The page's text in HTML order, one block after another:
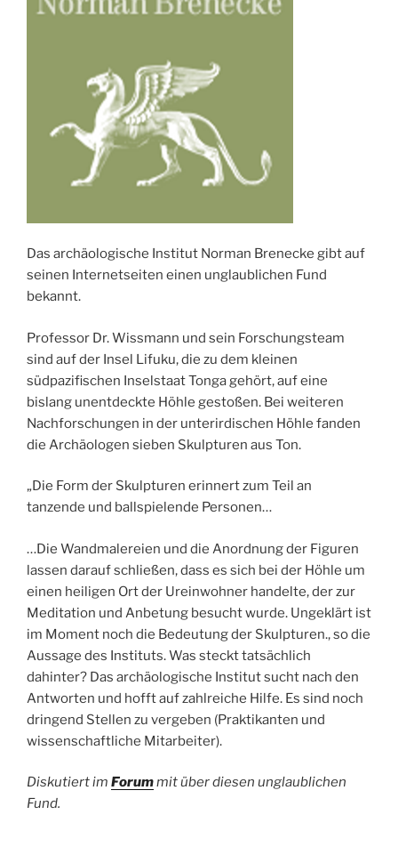
Das archäologische Institut Norman Brenecke gibt auf
seinen Internetseiten einen unglaublichen Fund
bekannt.
Professor Dr. Wissmann und sein Forschungsteam
sind auf der Insel Lifuku, die zu dem kleinen
südpazifischen Inselstaat Tonga gehört, auf eine
bislang unentdeckte Höhle gestoßen. Bei weiteren
Nachforschungen in der unterirdischen Höhle fanden
die Archäologen sieben Skulpturen aus Ton.
„Die Form der Skulpturen erinnert zum Teil an
tanzende und ballspielende Personen…
…Die Wandmalereien und die Anordnung der Figuren
lassen darauf schließen, dass es sich bei der Höhle um
einen heiligen Ort der Ureinwohner handelte, der zur
Meditation und Anbetung besucht wurde. Ungeklärt ist
im Moment noch die Bedeutung der Skulpturen., so die
Aussage des Instituts. Was steckt tatsächlich
dahinter? Das archäologische Institut sucht nach den
Antworten und hofft auf zahlreiche Hilfe. Es sind noch
dringend Stellen zu vergeben (Praktikanten und
wissenschaftliche Mitarbeiter).
Diskutiert im Forummit über diesen unglaublichen
Fund.